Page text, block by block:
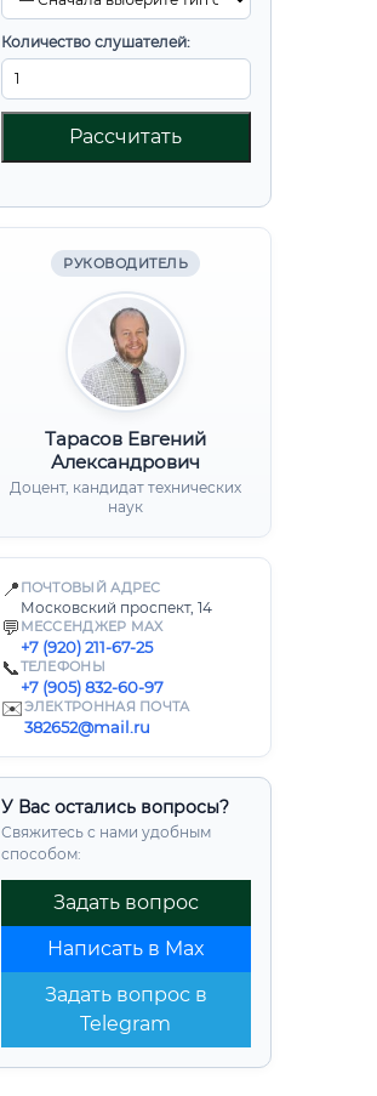
Количество слушателей:
Рассчитать
РУКОВОДИТЕЛЬ
Тарасов Евгений
Александрович
Доцент, кандидат технических
наук
📍 ПОЧТОВЫЙ АДРЕС
Московский проспект, 14
💬 МЕССЕНДЖЕР MAX
+7 (920) 211-67-25
📞ТЕЛЕФОНЫ
+7 (905) 832-60-97
✉️ЭЛЕКТРОННАЯ ПОЧТА
382652@mail.ru
У Вас остались вопросы?
Свяжитесь с нами удобным
способом:
Задать вопрос
Написать в Max
Задать вопрос в
Telegram